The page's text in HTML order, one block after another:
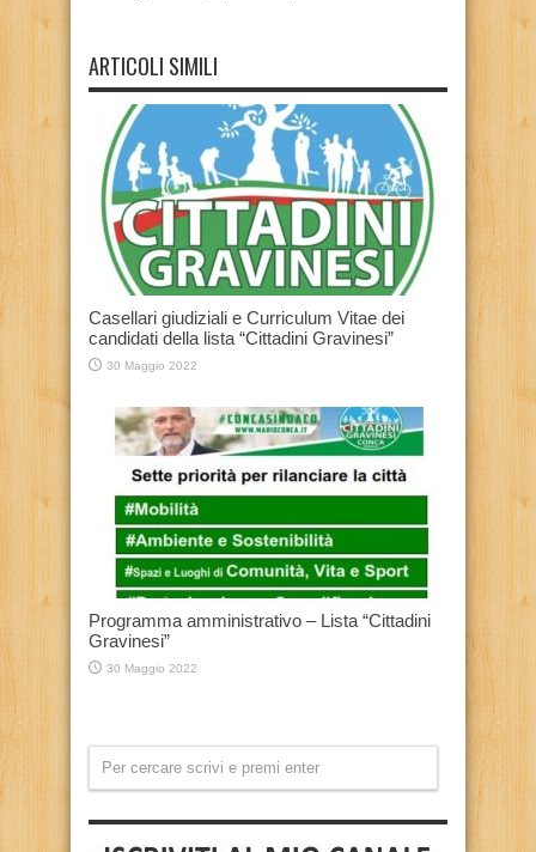
ARTICOLI SIMILI
Casellari giudiziali e Curriculum Vitae dei
candidati della lista “Cittadini Gravinesi”
30 Maggio 2022
Programma amministrativo – Lista “Cittadini
Gravinesi”
30 Maggio 2022